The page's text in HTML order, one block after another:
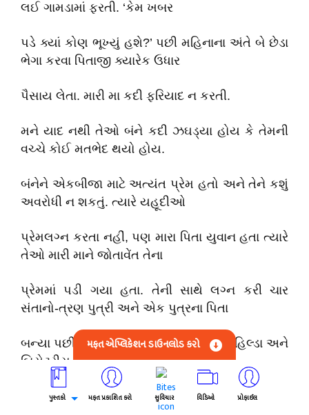
લઈ ગામડામાં ફરતી. ‘કેમ ખબર
પડે ક્યાં કોણ ભૂખ્યું હશે?’ પછી મહિનાના અંતે બે છેડા
ભેગા કરવા પિતાજી ક્યારેક ઉધાર
પૈસાય લેતા. મારી મા કદી ફરિયાદ ન કરતી.
મને યાદ નથી તેઓ બંને કદી ઝઘડ્યા હોય કે તેમની
વચ્ચે કોઈ મતભેદ થયો હોય.
બંનેને એકબીજા માટે અત્યંત પ્રેમ હતો અને તેને કશું
અવરોધી ન શકતું. ત્યારે યહૂદીઓ
પ્રેમલગ્ન કરતા નહીં, પણ મારા પિતા યુવાન હતા ત્યારે
તેઓ મારી માને જોતાવેંત તેના
પ્રેમમાં પડી ગયા હતા. તેની સાથે લગ્ન કરી ચાર
સંતાનો-ત્રણ પુત્રી અને એક પુત્રના પિતા
બન્યા પછી પણ તેમનો પ્રેમ ઘટ્યો નહોતો. હિલ્ડા અને
બિયેટ્રીસ મારી મોટી બહેનો અને
સિપોકા નાની. તે અમારા બધાની લાડકી હતી.
મફત એપ્લિકેશન ડાઉનલોડ કરો
પુસ્તકો મફત પ્રકાશિત કરો સુવિચાર વિડિઓ પ્રોફાઈલ